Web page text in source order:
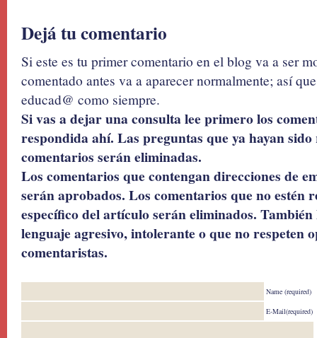
Dejá tu comentario
Si este es tu primer comentario en el blog va a ser
comentado antes va a aparecer normalmente; así
educad@ como siempre.
Si vas a dejar una consulta lee primero los
respondida ahí. Las preguntas que ya hayan
comentarios serán eliminadas.
Los comentarios que contengan direcciones de
serán aprobados. Los comentarios que no estén
específico del artículo serán eliminados.
lenguaje agresivo, intolerante o que no respeten
comentaristas.
Name (required)
E-Mail(required)